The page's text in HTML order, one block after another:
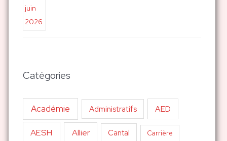
Catégories
Académie Administratifs AED
AESH Allier Cantal Carrière